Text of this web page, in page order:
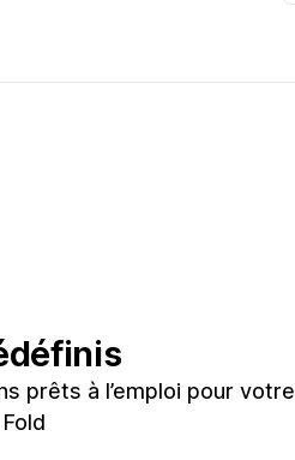
prêts à l’emploi pour votre